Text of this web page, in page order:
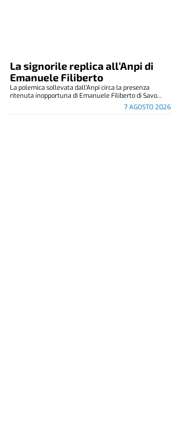
La signorile replica all’Anpi di
Emanuele Filiberto
7 AGOSTO 2026
La polemica sollevata dall'Anpi circa la presenza
ritenuta inopportuna di Emanuele Filiberto di Savo...